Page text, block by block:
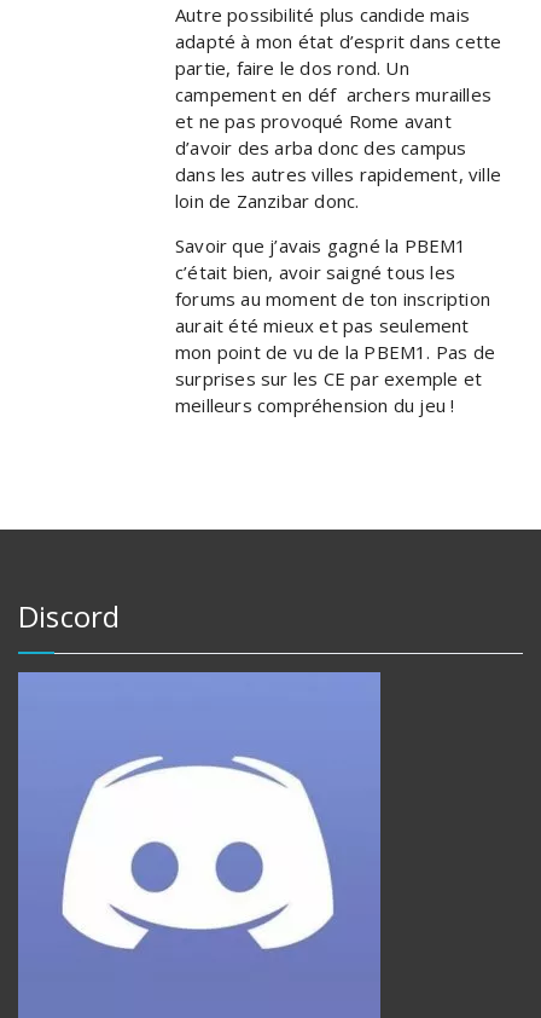
Autre possibilité plus candide mais
adapté à mon état d’esprit dans cette
partie, faire le dos rond. Un
campement en déf archers murailles
et ne pas provoqué Rome avant
d’avoir des arba donc des campus
dans les autres villes rapidement, ville
loin de Zanzibar donc.
Savoir que j’avais gagné la PBEM1
c’était bien, avoir saigné tous les
forums au moment de ton inscription
aurait été mieux et pas seulement
mon point de vu de la PBEM1. Pas de
surprises sur les CE par exemple et
meilleurs compréhension du jeu !
Discord